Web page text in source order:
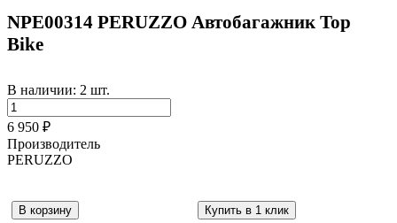
NPE00314 PERUZZO Автобагажник Top
Bike
В наличии: 2 шт.
6 950 ₽
Производитель
PERUZZO
Купить в 1 клик